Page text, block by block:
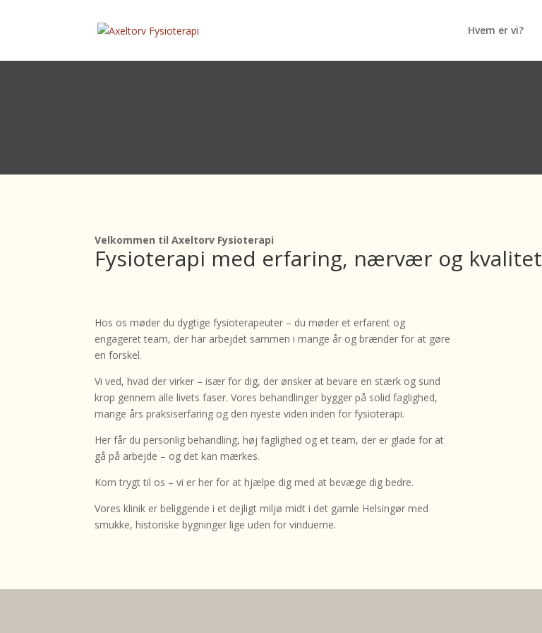
Hvem er vi?
Velkommen til Axeltorv Fysioterapi
Fysioterapi med erfaring, nærvær og kvalitet
Hos os møder du dygtige fysioterapeuter – du møder et erfarent og
engageret team, der har arbejdet sammen i mange år og brænder for at gøre
en forskel.
Vi ved, hvad der virker – især for dig, der ønsker at bevare en stærk og sund
krop gennem alle livets faser. Vores behandlinger bygger på solid faglighed,
mange års praksiserfaring og den nyeste viden inden for fysioterapi.
Her får du personlig behandling, høj faglighed og et team, der er glade for at
gå på arbejde – og det kan mærkes.
Kom trygt til os – vi er her for at hjælpe dig med at bevæge dig bedre.
Vores klinik er beliggende i et dejligt miljø midt i det gamle Helsingør med
smukke, historiske bygninger lige uden for vinduerne.